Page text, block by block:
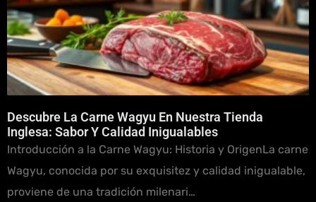
Descubre La Carne Wagyu En Nuestra Tienda
Inglesa: Sabor Y Calidad Inigualables
Introducción a la Carne Wagyu: Historia y OrigenLa carne
Wagyu, conocida por su exquisitez y calidad inigualable,
proviene de una tradición milenari…